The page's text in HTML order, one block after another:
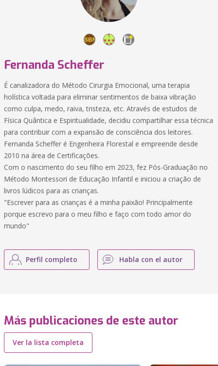
Fernanda Scheffer
É canalizadora do Método Cirurgia Emocional, uma terapia
holística voltada para eliminar sentimentos de baixa vibração
como culpa, medo, raiva, tristeza, etc. Através de estudos de
Física Quântica e Espiritualidade, decidiu compartilhar essa técnica
para contribuir com a expansão de consciência dos leitores.
Fernanda Scheffer é Engenheira Florestal e empreende desde
2010 na área de Certificações.
Com o nascimento do seu filho em 2023, fez Pós-Graduação no
Método Montessori de Educação Infantil e iniciou a criação de
livros lúdicos para as crianças.
"Escrever para as crianças é a minha paixão! Principalmente
porque escrevo para o meu filho e faço com todo amor do
mundo"
Perfil completo Habla con el autor
Más publicaciones de este autor
Ver la lista completa